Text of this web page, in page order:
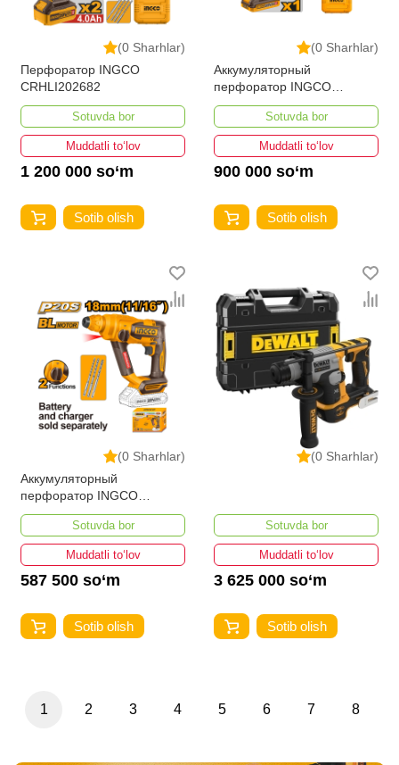
(0 Sharhlar)
Перфоратор INGCO
CRHLI202682
Sotuvda bor
Muddatli to‘lov
1 200 000 so‘m
Sotib olish
(0 Sharhlar)
Аккумуляторный
перфоратор INGCO
CRHLI201881
Sotuvda bor
Muddatli to‘lov
900 000 so‘m
Sotib olish
(0 Sharhlar)
Аккумуляторный
перфоратор INGCO
CRHLI20188
Sotuvda bor
Muddatli to‘lov
587 500 so‘m
Sotib olish
(0 Sharhlar)
Sotuvda bor
Muddatli to‘lov
3 625 000 so‘m
Sotib olish
1 2 3 4 5 6 7 8